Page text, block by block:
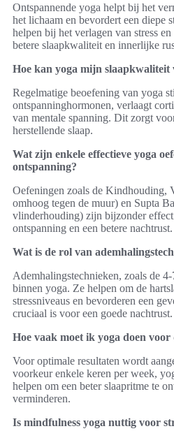
Ontspannende yoga helpt bij het
het lichaam en bevordert een diepe
helpen bij het verlagen van stress
betere slaapkwaliteit en innerlijke
Hoe kan yoga mijn slaapkwaliteit
Regelmatige beoefening van yoga
ontspanninghormonen, verlaagt
van mentale spanning. Dit zorgt
herstellende slaap.
Wat zijn enkele effectieve yoga
ontspanning?
Oefeningen zoals de Kindhouding,
omhoog tegen de muur) en Supta
vlinderhouding) zijn bijzonder
ontspanning en een betere nachtrust.
Wat is de rol van
Ademhalingstechnieken, zoals de
binnen yoga. Ze helpen om de
stressniveaus en bevorderen een
cruciaal is voor een goede nachtrust.
Hoe vaak moet ik yoga doen voor
Voor optimale resultaten wordt
voorkeur enkele keren per week,
helpen om een beter slaapritme te
verminderen.
Is mindfulness yoga nuttig voor